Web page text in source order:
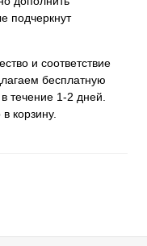
подчеркнут
и соответствие
бесплатную
течение 1-2 дней.
корзину.